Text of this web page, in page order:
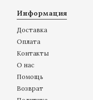
Информация
Доставка
Оплата
Контакты
О нас
Помощь
Возврат